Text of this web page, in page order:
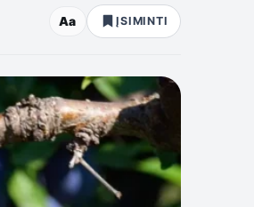
Aa ĮSIMINTI